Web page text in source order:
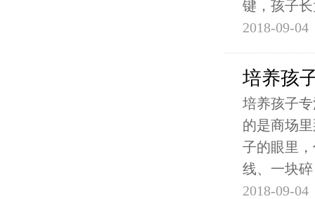
键，孩子
2018-09-04
培养孩
培养孩子
的是商场
子的眼里
线、一块碎
2018-09-04